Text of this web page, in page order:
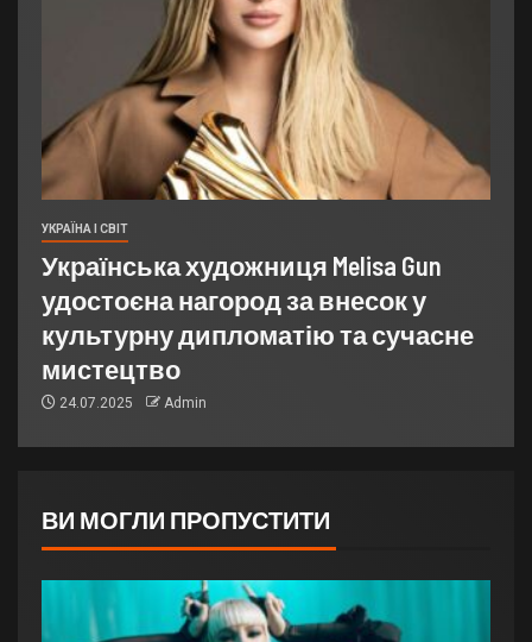
УКРАЇНА І СВІТ
Українська художниця Melisa Gun
удостоєна нагород за внесок у
культурну дипломатію та сучасне
мистецтво
24.07.2025 Admin
ВИ МОГЛИ ПРОПУСТИТИ